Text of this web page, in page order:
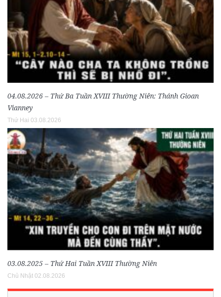
04.08.2026 – Thứ Ba Tuần XVIII Thường Niên: Thánh Gioan
Vianney
Thứ Hai 03.08.2026
03.08.2025 – Thứ Hai Tuần XVIII Thường Niên
Chủ Nhật 02.08.2026